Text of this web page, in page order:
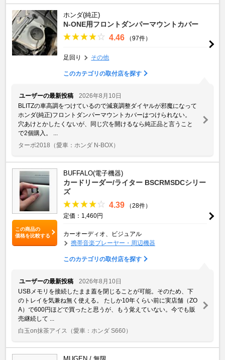
ホンダ(純正)
N-ONE用フロントダンパーマウントカバー
4.46 （97件）
足回り その他
このカテゴリの取付店を探す
ユーザーの最新投稿
2026年8月10日
BLITZの車高調をつけているので減衰調整ダイヤルが邪魔になって
ホンダ(純正)フロントダンパーマウントカバーはつけられない。
穴あけとかしたくないが、同じ穴を開けるなら純正品と言うこと
で2個購入。 ...
ターボ2018 （愛車：ホンダ N-BOX）
この商品の
価格を比較する
BUFFALO(電子機器)
カードリーダー/ライター BSCRMSDCシリー
ズ
4.39
（28件）
定価：1,460円
カーオーディオ、ビジュアル
携帯音楽プレーヤー・周辺機器
このカテゴリの取付店を探す
ユーザーの最新投稿
2026年8月10日
USBメモリを接続したまま蓋を閉じることが可能。そのため、下
のトレイを気兼ね無く使える。 たしか10年くらい前に実店舗（ZO
A）で600円ほどで買ったと思うが、もう覚えていない。今でも販
売継続して ...
白玉on抹茶アイス
（愛車：ホンダ S660）